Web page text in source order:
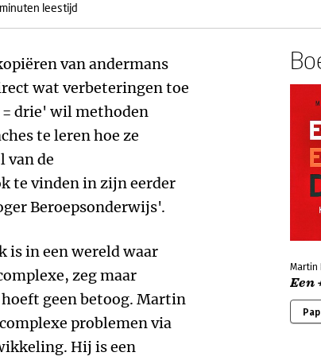
leestijd
van andermans
wat verbeteringen toe
= drie' wil methoden
te leren hoe ze
van de
te vinden in zijn eerder
Beroepsonderwijs'.
is in een wereld waar
zeg maar
geen betoog. Martin
problemen via
Hij is een
Martin
Een